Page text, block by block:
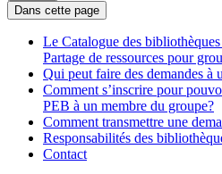
Dans cette page
Le Catalogue des
Partage de ressources pour
Qui peut faire des demandes à
Comment s’inscrire pour
PEB à un membre du groupe?
Comment transmettre une
Responsabilités des
Contact